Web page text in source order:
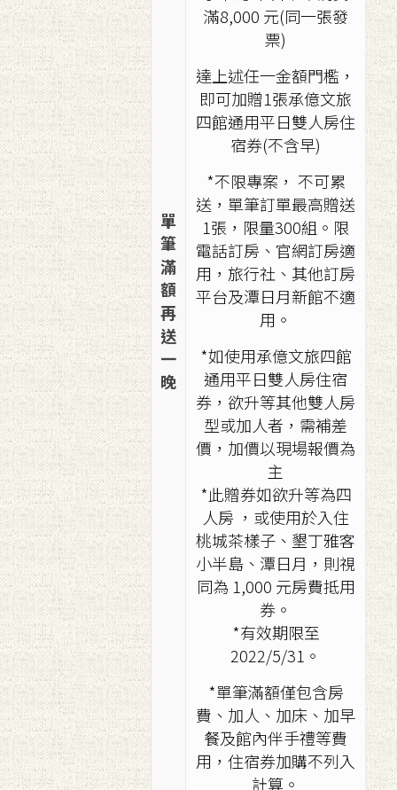
單
筆
滿
額
再
送
一
晚
滿8,000 元(同一張發
票)
達上述任一金額門檻，
即可加贈1張承億文旅
四館通用平日雙人房住
宿券(不含早)
*不限專案， 不可累
送，單筆訂單最高贈送
1張，限量300組。限
電話訂房、官網訂房適
用，旅行社、其他訂房
平台及潭日月新館不適
用。
*如使用承億文旅四館
通用平日雙人房住宿
券，欲升等其他雙人房
型或加人者，需補差
價，加價以現場報價為
主
*此贈券如欲升等為四
人房 ，或使用於入住
桃城茶樣子、墾丁雅客
小半島、潭日月，則視
同為 1,000 元房費抵用
券。
*有效期限至
2022/5/31。
*單筆滿額僅包含房
費、加人、加床、加早
餐及館內伴手禮等費
用，住宿券加購不列入
計算。